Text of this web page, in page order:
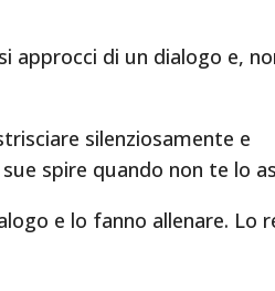
approcci di un dialogo e,
silenziosamente e
spire quando non te lo
e lo fanno allenare. Lo